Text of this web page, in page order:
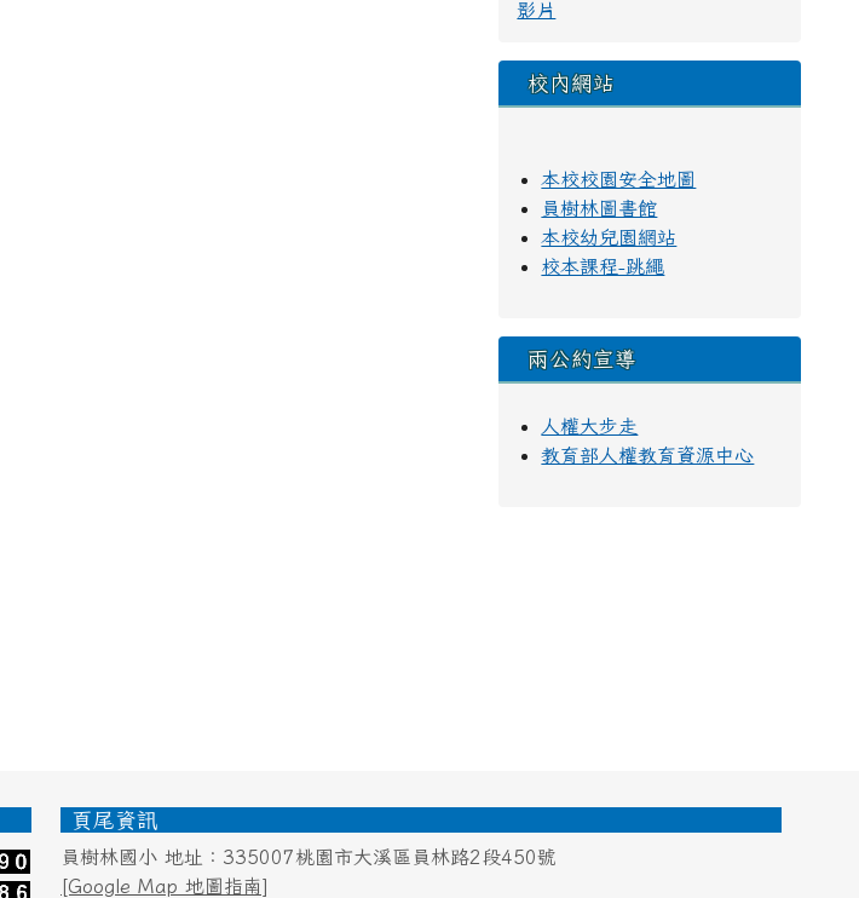
影片
校內網站
本校校園安全地圖
員樹林圖書館
本校幼兒園網站
校本課程-跳繩
兩公約宣導
人權大步走
教育部人權教育資源中心
頁尾資訊
員樹林國小 地址：335007桃園市大溪區員林路2段450號
[Google Map 地圖指南]